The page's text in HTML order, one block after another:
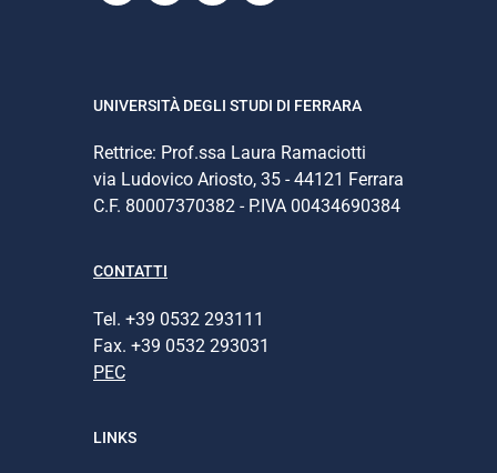
UNIVERSITÀ DEGLI STUDI DI FERRARA
Rettrice: Prof.ssa Laura Ramaciotti
via Ludovico Ariosto, 35 - 44121 Ferrara
C.F. 80007370382 - P.IVA 00434690384
CONTATTI
Tel. +39 0532 293111
Fax. +39 0532 293031
PEC
LINKS